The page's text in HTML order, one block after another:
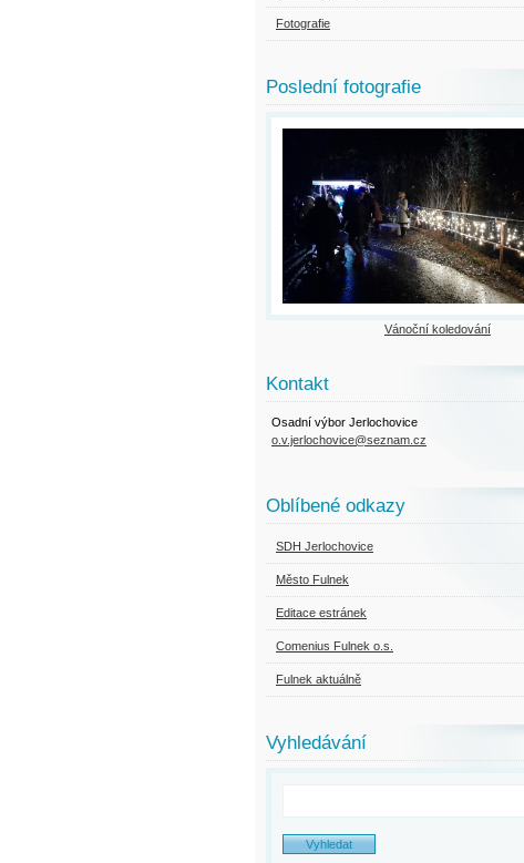
Fotografie
Poslední fotografie
Vánoční koledování
Kontakt
Osadní výbor Jerlochovice
o.v.jerlochovice@seznam.cz
Oblíbené odkazy
SDH Jerlochovice
Město Fulnek
Editace estránek
Comenius Fulnek o.s.
Fulnek aktuálně
Vyhledávání